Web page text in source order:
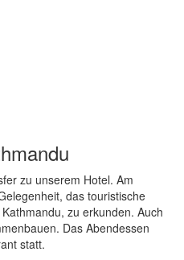
zu unserem Hotel. Am
das touristische
zu erkunden. Auch
Das Abendessen
statt.